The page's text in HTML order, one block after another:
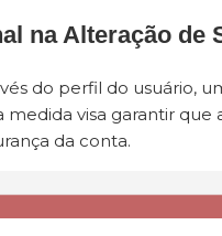
na Alteração de
do perfil do usuário,
medida visa garantir
da conta.